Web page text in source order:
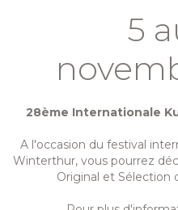
5
28ème Internationale
A l'occasion du festival
Winterthur, vous pourrez
Original et Sélection